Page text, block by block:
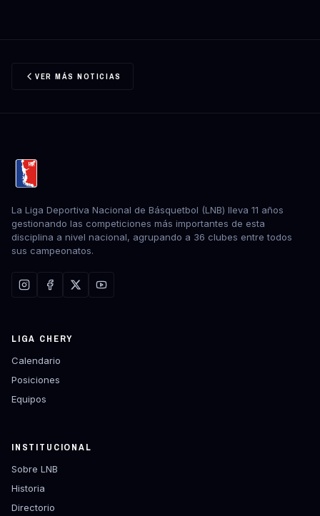
VER MÁS NOTICIAS
La Liga Deportiva Nacional de Básquetbol (LNB) lleva 11 años
gestionando las competiciones más importantes de esta
disciplina a nivel nacional, agrupando a 36 clubes entre todos
sus campeonatos.
LIGA CHERY
Calendario
Posiciones
Equipos
INSTITUCIONAL
Sobre LNB
Historia
Directorio